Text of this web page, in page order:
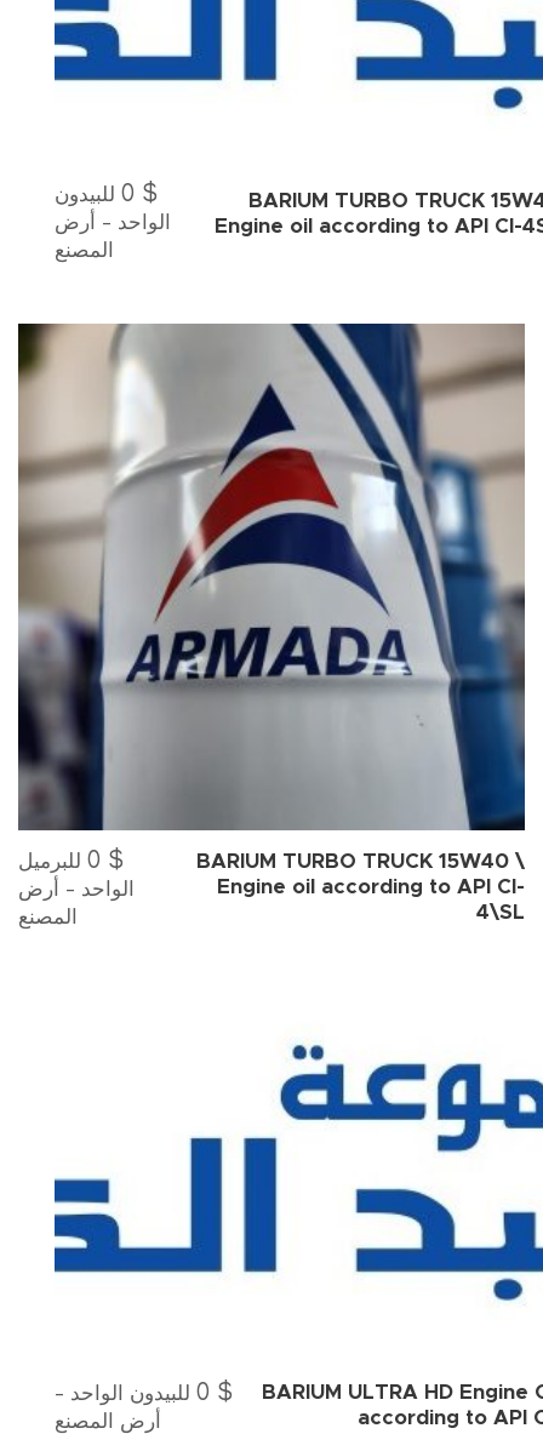
BARIUM TURBO TRUCK
Engine oil according to API Cl-
0 $
للبيدون
الواحد - أرض
المصنع
BARIUM TURBO TRUCK 15W40 \
Engine oil according to API Cl-
4\SL
0 $
للبرميل
الواحد - أرض
المصنع
BARIUM ULTRA HD Engine
according to API
0 $
للبيدون الواحد -
أرض المصنع